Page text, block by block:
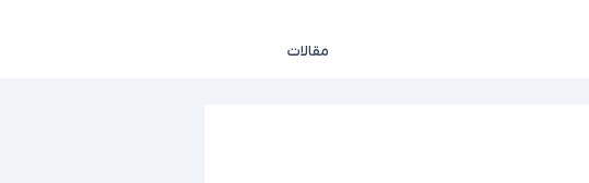
مقالات